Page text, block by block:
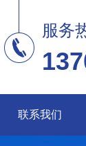
服务
联系我们